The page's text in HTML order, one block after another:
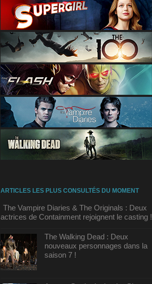
ARTICLES LES PLUS CONSULTÉS DU MOMENT
The Vampire Diaries & The Originals : Deux
actrices de Containment rejoignent le casting !
The Walking Dead : Deux
nouveaux personnages dans la
saison 7 !